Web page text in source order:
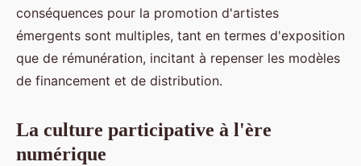
conséquences pour la promotion d'artistes
émergents sont multiples, tant en termes d'exposition
que de rémunération, incitant à repenser les modèles
de financement et de distribution.
La culture participative à l'ère
numérique